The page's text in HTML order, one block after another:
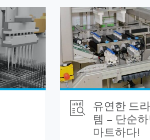
유연한 드
템 – 단순
마트하다!